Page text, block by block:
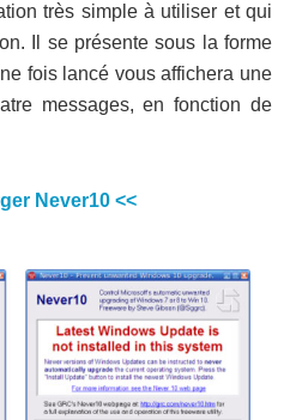
très simple à utiliser et qui
Il se présente sous la forme
fois lancé vous affichera une
messages, en fonction de
Never10 <<